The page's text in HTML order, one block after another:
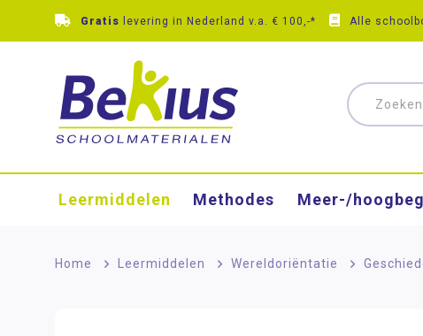
Gratis levering in Nederland v.a. € 100,-* Alle
Leermiddelen Methodes Meer-/
Home > Leermiddelen > Wereldoriëntatie >